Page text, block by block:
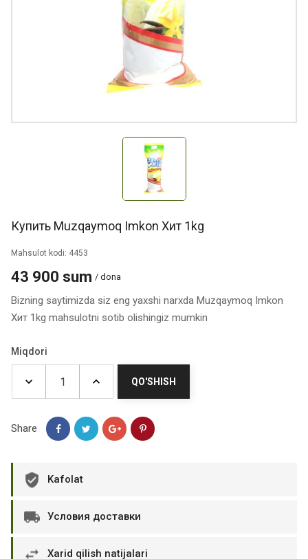
Купить Muzqaymoq Imkon Хит 1kg
Mahsulot kodi: 4453
43 900 sum / dona
Bizning saytimizda siz eng yaxshi narxda Muzqaymoq Imkon
Хит 1kg mahsulotni sotib olishingiz mumkin
Miqdori
QO'SHISH
Share
Kafolat
Условия доставки
Xarid qilish natijalari